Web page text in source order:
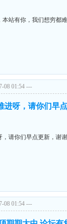
本站有你，我们想穷都
08 01:54 ---
进呀，请你们早
，请你们早点更新，谢谢
08 01:54 ---